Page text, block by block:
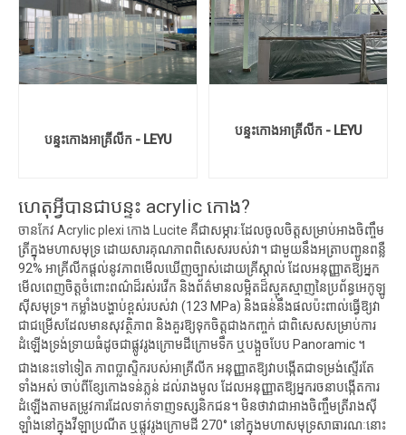
បន្ទះកោងអាគ្រីលីក - LEYU
បន្ទះកោងអាគ្រីលីក - LEYU
ហេតុអ្វីបានជាបន្ទះ acrylic កោង?
ចានកែវ Acrylic plexi កោង Lucite គឺជាសម្ភារៈដែលចូលចិត្តសម្រាប់អាងចិញ្ចឹម
ត្រីក្នុងមហាសមុទ្រ ដោយសារគុណភាពពិសេសរបស់វា។ ជាមួយនឹងអត្រាបញ្ជូនពន្លឺ
92% អាគ្រីលីកផ្តល់នូវភាពមើលឃើញច្បាស់ដោយគ្រីស្តាល់ ដែលអនុញ្ញាតឱ្យអ្នក
មើលពេញចិត្តចំពោះពណ៌ដ៏រស់រវើក និងព័ត៌មានលម្អិតដ៏ស្មុគស្មាញនៃប្រព័ន្ធអេកូឡូ
ស៊ីសមុទ្រ។ កម្លាំងបង្ហាប់ខ្ពស់របស់វា (123 MPa) និងធន់នឹងផលប៉ះពាល់ធ្វើឱ្យវា
ជាជម្រើសដែលមានសុវត្ថិភាព និងគួរឱ្យទុកចិត្តជាងកញ្ចក់ ជាពិសេសសម្រាប់ការ
ដំឡើងទ្រង់ទ្រាយធំដូចជាផ្លូវរូងក្រោមដីក្រោមទឹក ឬបង្អួចបែប Panoramic ។
ជាងនេះទៅទៀត ភាពប្លាស្ទិករបស់អាគ្រីលីក អនុញ្ញាតឱ្យវាបង្កើតជាទម្រង់ស្ទើរតែ
ទាំងអស់ ចាប់ពីខ្សែកោងទន់ភ្លន់ ដល់រាងមូល ដែលអនុញ្ញាតឱ្យអ្នករចនាបង្កើតការ
ដំឡើងតាមតម្រូវការដែលទាក់ទាញទស្សនិកជន។ មិនថាវាជាអាងចិញ្ចឹមត្រីរាងស៊ី
ឡាំងនៅក្នុងវីឡាប្រណីត ឬផ្លូវរូងក្រោមដី 270° នៅក្នុងមហាសមុទ្រសាធារណៈនោះ